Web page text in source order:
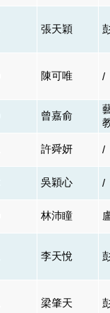
張天穎
陳可唯 /
曾嘉俞
許舜妍 /
吳穎心 /
林沛瞳
李天悅
梁肇天